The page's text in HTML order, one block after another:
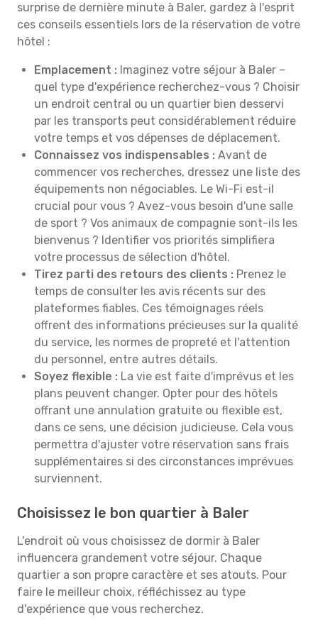
surprise de dernière minute à Baler, gardez à l'esprit
ces conseils essentiels lors de la réservation de votre
hôtel :
Emplacement : Imaginez votre séjour à Baler –
quel type d'expérience recherchez-vous ? Choisir
un endroit central ou un quartier bien desservi
par les transports peut considérablement réduire
votre temps et vos dépenses de déplacement.
Connaissez vos indispensables : Avant de
commencer vos recherches, dressez une liste des
équipements non négociables. Le Wi-Fi est-il
crucial pour vous ? Avez-vous besoin d'une salle
de sport ? Vos animaux de compagnie sont-ils les
bienvenus ? Identifier vos priorités simplifiera
votre processus de sélection d'hôtel.
Tirez parti des retours des clients : Prenez le
temps de consulter les avis récents sur des
plateformes fiables. Ces témoignages réels
offrent des informations précieuses sur la qualité
du service, les normes de propreté et l'attention
du personnel, entre autres détails.
Soyez flexible : La vie est faite d'imprévus et les
plans peuvent changer. Opter pour des hôtels
offrant une annulation gratuite ou flexible est,
dans ce sens, une décision judicieuse. Cela vous
permettra d'ajuster votre réservation sans frais
supplémentaires si des circonstances imprévues
surviennent.
Choisissez le bon quartier à Baler
L'endroit où vous choisissez de dormir à Baler
influencera grandement votre séjour. Chaque
quartier a son propre caractère et ses atouts. Pour
faire le meilleur choix, réfléchissez au type
d'expérience que vous recherchez.